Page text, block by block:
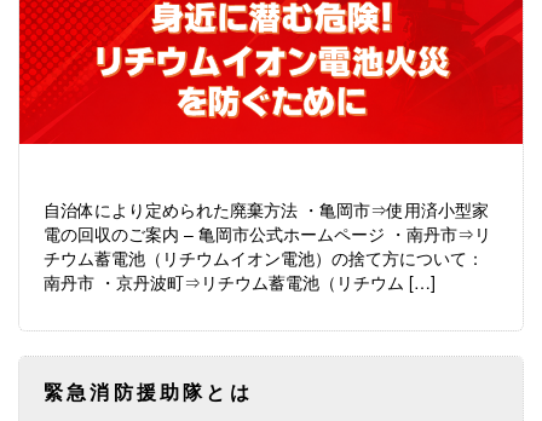
自治体により定められた廃棄方法 ・亀岡市⇒使用済小型家
電の回収のご案内 – 亀岡市公式ホームページ ・南丹市⇒リ
チウム蓄電池（リチウムイオン電池）の捨て方について：
南丹市 ・京丹波町⇒リチウム蓄電池（リチウム […]
緊急消防援助隊とは